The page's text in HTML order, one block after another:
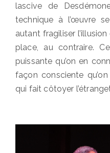
lascive de
technique à l’œuvre
autant fragiliser
place, au contraire.
puissante qu’on en
façon consciente
qui fait côtoyer